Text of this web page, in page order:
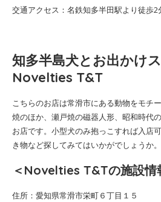
交通アクセス：名鉄知多半田駅より徒歩2
知多半島犬とお出かけ
Novelties T&T
こちらのお店は常滑市にある動物をモチ
焼のほか、瀬戸焼の磁器人形、昭和時代
お店です。小型犬のみ抱っこすれば入店
き物など探してみてはいかがでしょうか。
＜Novelties T&Tの施設情
住所：愛知県常滑市栄町６丁目１５